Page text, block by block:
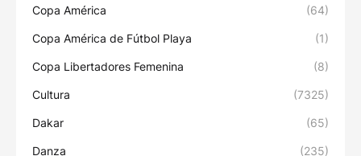
Copa América (64)
Copa América de Fútbol Playa (1)
Copa Libertadores Femenina (8)
Cultura (7325)
Dakar (65)
Danza (235)